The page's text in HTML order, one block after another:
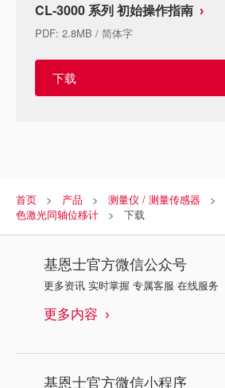
CL-3000 系列 初始操作指南
PDF: 2.8MB / 简体字
下载
首页 产品 测量仪 / 测量传感器
色激光同轴位移计
下载
基恩士官方微信公众号
更多资讯 实时掌握 专属客服 在线服务
更多内容
基恩士官方微信小程序